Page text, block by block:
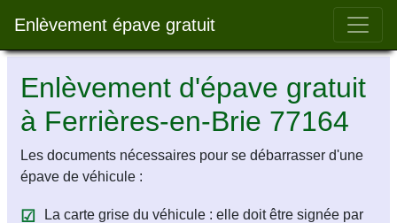
Enlèvement épave gratuit Bar
Enlèvement d'épave gratuit
à Ferrières-en-Brie 77164
Les documents nécessaires pour se débarrasser d'une
épave de véhicule :
La carte grise du véhicule : elle doit être signée par